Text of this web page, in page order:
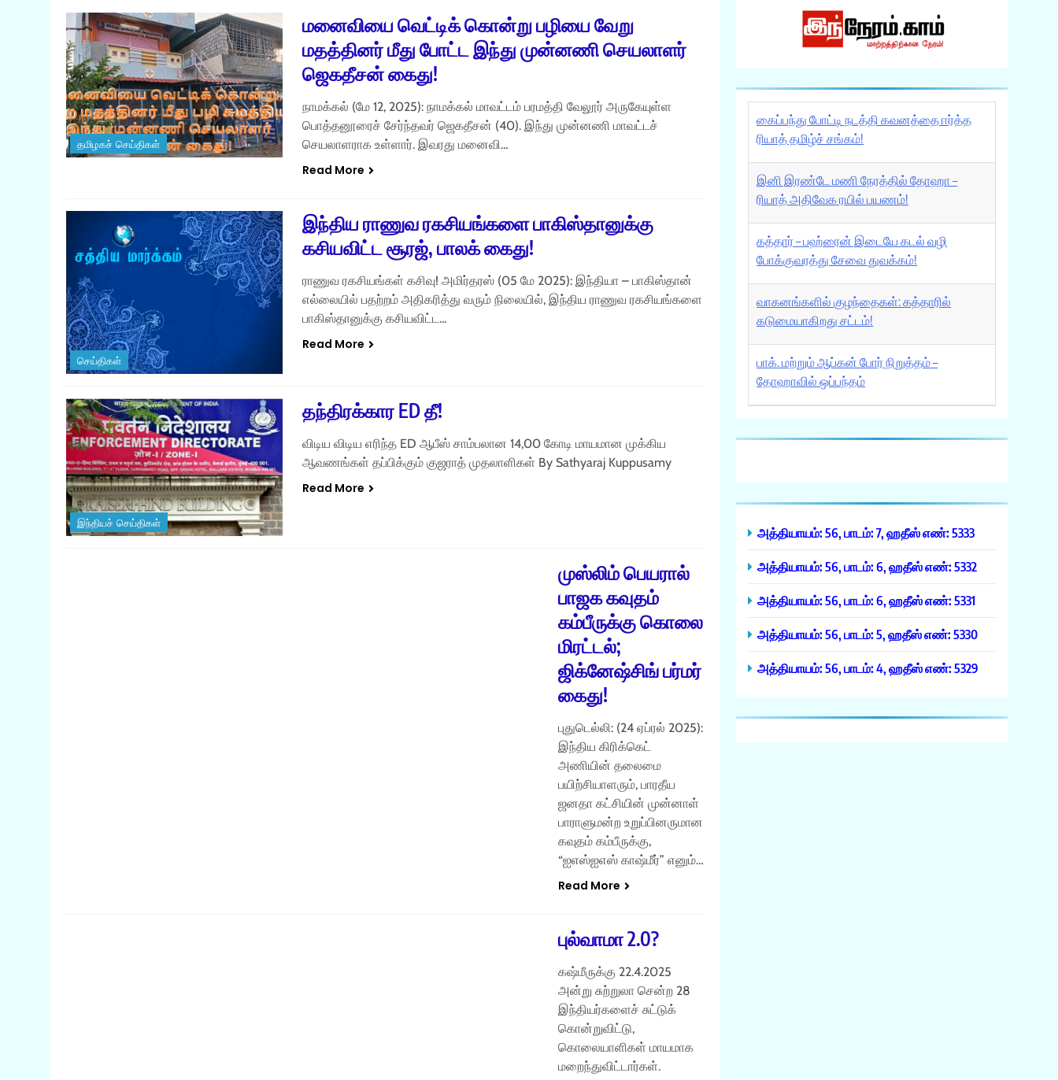
தமிழகச் செய்திகள்
மனைவியை வெட்டிக் கொன்று பழியை வேறு
மதத்தினர் மீது போட்ட இந்து முன்னணி செயலாளர்
ஜெகதீசன் கைது!
நாமக்கல் (மே 12, 2025): நாமக்கல் மாவட்டம் பரமத்தி வேலூர் அருகேயுள்ள
பொத்தனூரைச் சேர்ந்தவர் ஜெகதீசன் (40). இந்து முன்னணி மாவட்டச்
செயலாளராக உள்ளார். இவரது மனைவி…
Read More
செய்திகள்
இந்திய ராணுவ ரகசியங்களை பாகிஸ்தானுக்கு
கசியவிட்ட சூரஜ், பாலக் கைது!
ராணுவ ரகசியங்கள் கசிவு! அமிர்தரஸ் (05 மே 2025): இந்தியா – பாகிஸ்தான்
எல்லையில் பதற்றம் அதிகரித்து வரும் நிலையில், இந்திய ராணுவ ரகசியங்களை
பாகிஸ்தானுக்கு கசியவிட்ட…
Read More
இந்தியச் செய்திகள்
தந்திரக்கார ED தீ!
விடிய விடிய எரிந்த ED ஆபீஸ் சாம்பலான 14,00 கோடி மாயமான முக்கிய
ஆவணங்கள் தப்பிக்கும் குஜராத் முதலாளிகள் By Sathyaraj Kuppusamy
Read More
முஸ்லிம் பெயரால்
பாஜக கவுதம்
கம்பீருக்கு கொலை
மிரட்டல்;
ஜிக்னேஷ்சிங் பர்மர்
கைது!
புதுடெல்லி: (24 ஏப்ரல் 2025):
இந்திய கிரிக்கெட்
அணியின் தலைமை
பயிற்சியாளரும், பாரதீய
ஜனதா கட்சியின் முன்னாள்
பாராளுமன்ற உறுப்பினருமான
கவுதம் கம்பீருக்கு,
“ஐஎஸ்ஐஎஸ் காஷ்மீர்” எனும்…
Read More
புல்வாமா 2.0?
கஷ்மீருக்கு 22.4.2025
அன்று சுற்றுலா சென்ற 28
இந்தியர்களைச் சுட்டுக்
கொன்றுவிட்டு,
கொலையாளிகள் மாயமாக
மறைந்துவிட்டார்கள்.
கைப்பந்து போட்டி நடத்தி கவனத்தை ஈர்த்த
ரியாத் தமிழ்ச் சங்கம்!
இனி இரண்டே மணி நேரத்தில் தோஹா –
ரியாத் அதிவேக ரயில் பயணம்!
கத்தார் – பஹ்ரைன் இடையே கடல் வழி
போக்குவரத்து சேவை துவக்கம்!
வாகனங்களில் குழந்தைகள்: கத்தாரில்
கடுமையாகிறது சட்டம்!
பாக். மற்றும் ஆப்கன் போர் நிறுத்தம் –
தோஹாவில் ஒப்பந்தம்
அத்தியாயம்: 56, பாடம்: 7, ஹதீஸ் எண்: 5333
அத்தியாயம்: 56, பாடம்: 6, ஹதீஸ் எண்: 5332
அத்தியாயம்: 56, பாடம்: 6, ஹதீஸ் எண்: 5331
அத்தியாயம்: 56, பாடம்: 5, ஹதீஸ் எண்: 5330
அத்தியாயம்: 56, பாடம்: 4, ஹதீஸ் எண்: 5329